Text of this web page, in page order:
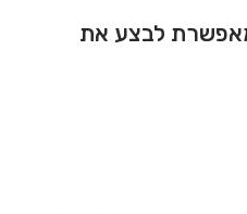
מאפשרת לבצע את